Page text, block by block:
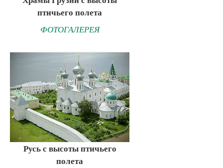
птичьего полета
ФОТОГАЛЕРЕЯ
Русь с высоты птичьего
полета